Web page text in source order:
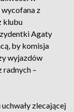
wycofana z
klubu
Agaty
by komisja
wyjazdów
radnych –
zlecającej